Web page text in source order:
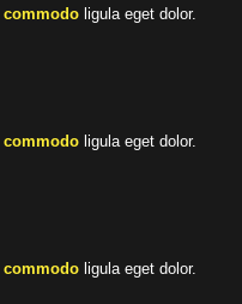
commodoligula eget dolor.
commodoligula eget dolor.
commodoligula eget dolor.